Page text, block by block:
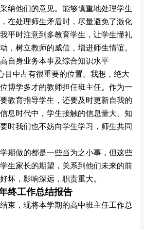
纳他们的意见。能够慎重地处理学生
在处理师生矛盾时，尽量避免了激化
平时注意到多教育学生，让学生懂礼
，树立教师的威信，增进师生情谊。
自身业务本事及综合知识水平
目中占有很重要的位置。我想，绝大
博学多才的教师担任班主任。作为一
教育指导学生，还要及时更新自我的
息时代中，学生接触的信息量大、知
时我们也不妨向学生学习，师生共同
期做的都是一些当为之小事，但这些
生家长的期望，关系到他们未来的前
坏，影响深远，职责重大。
终工作总结报告
束，现将本学期的高中班主任工作总